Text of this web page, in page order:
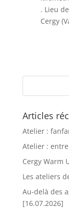
. Lieu
Cergy
Articles
Atelier :
Atelier :
Cergy Warm
Les ateliers
Au-delà des
[16.07.2026]